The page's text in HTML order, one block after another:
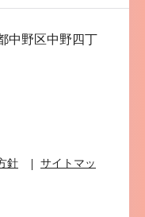
中野区中野四丁
針 サイトマッ